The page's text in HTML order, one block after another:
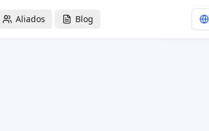
Aliados Blog